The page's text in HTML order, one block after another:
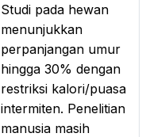
Studi pada hewan
menunjukkan
perpanjangan umur
hingga 30% dengan
restriksi kalori/puasa
intermiten. Penelitian
manusia masih